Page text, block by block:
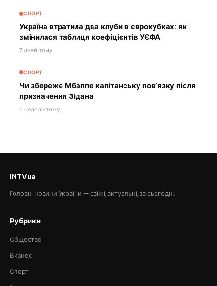
СПОРТ
Україна втратила два клуби в єврокубках: як
змінилася таблиця коефіцієнтів УЄФА
7 дней тому
СПОРТ
Чи збереже Мбаппе капітанську пов’язку після
призначення Зідана
2 недели тому
INTVua
Головні новини України — свіжі, актуальні, за сьогодні.
Рубрики
Общество
Бизнес
Спорт